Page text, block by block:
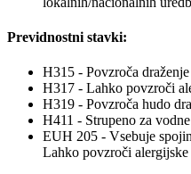
Previdnostni stavki:
H315 - Povzroča
H317 - Lahko povzroči
H319 - Povzroča hudo
H411 - Strupeno za
EUH 205 - Vsebuje
Lahko povzroči alergijske